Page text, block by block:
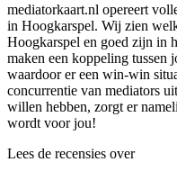
mediatorkaart.nl opereert
in Hoogkarspel. Wij zien
Hoogkarspel en goed zijn in
maken een koppeling tussen
waardoor er een win-win
concurrentie van mediators
willen hebben, zorgt er
wordt voor jou!
Lees de recensies over